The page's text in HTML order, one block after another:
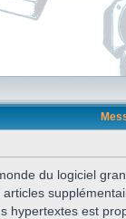
du logiciel
est